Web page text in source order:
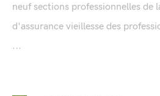
neuf sections professionnelles de
d'assurance vieillesse des
...